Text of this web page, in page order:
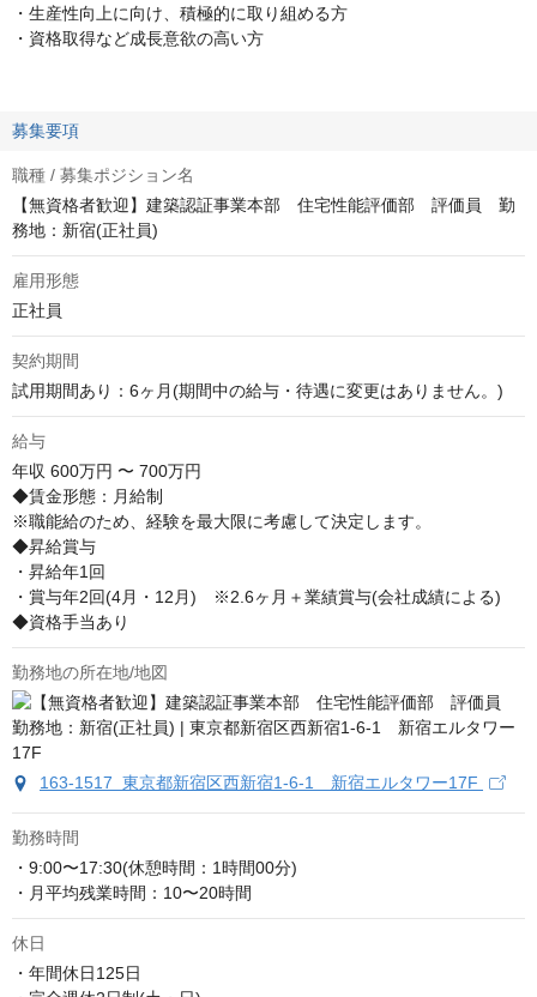
・生産性向上に向け、積極的に取り組める方
・資格取得など成長意欲の高い方
募集要項
職種 / 募集ポジション名
【無資格者歓迎】建築認証事業本部 住宅性能評価部 評価員 勤
務地：新宿(正社員)
雇用形態
正社員
契約期間
試用期間あり：6ヶ月(期間中の給与・待遇に変更はありません。)
給与
年収 600万円 〜 700万円
◆賃金形態：月給制
※職能給のため、経験を最大限に考慮して決定します。
◆昇給賞与
・昇給年1回
・賞与年2回(4月・12月)　※2.6ヶ月＋業績賞与(会社成績による)
◆資格手当あり
勤務地の所在地/地図
163-1517 東京都新宿区西新宿1-6-1 新宿エルタワー17F
勤務時間
・9:00〜17:30(休憩時間：1時間00分)
・月平均残業時間：10〜20時間
休日
・年間休日125日